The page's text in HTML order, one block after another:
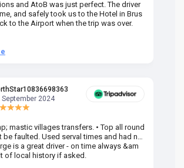
and AtoB was just perfect. The driver
and safely took us to the Hotel in Brus
to the Airport when the trip was over.
September 2024
mastic villages transfers. • Top all round
be faulted. Used serval times and had no
is a great driver - on time always &am
of local history if asked.